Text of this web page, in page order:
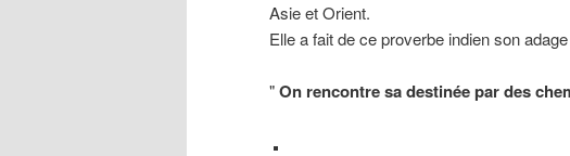
Asie et Orient.
Elle a fait de ce proverbe indien son
"On rencontre sa destinée par des